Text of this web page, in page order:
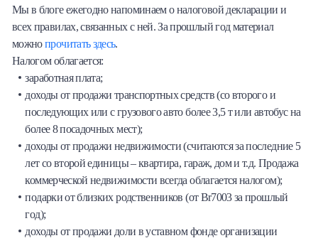
Мы в блоге ежегодно напоминаем о налоговой декларации и
всех правилах, связанных с ней. За прошлый год материал
можнопрочитать здесь.
Налогом облагается:
заработная плата;
доходы от продажи транспортных средств (со второго и
последующих или с грузового авто более 3,5 т или автобус на
более 8 посадочных мест);
доходы от продажи недвижимости (считаются за последние 5
лет со второй единицы – квартира, гараж, дом и т.д. Продажа
коммерческой недвижимости всегда облагается налогом);
подарки от близких родственников (от Br7003 за прошлый
год);
доходы от продажи доли в уставном фонде организации